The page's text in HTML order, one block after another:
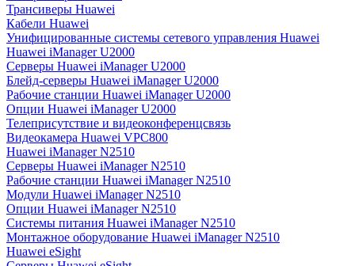
Трансиверы Huawei
Кабели Huawei
Унифицированные системы сетевого управления Huawei
Huawei iManager U2000
Серверы Huawei iManager U2000
Блейд-серверы Huawei iManager U2000
Рабочие станции Huawei iManager U2000
Опции Huawei iManager U2000
Телеприсутствие и видеоконференцсвязь
Видеокамера Huawei VPC800
Huawei iManager N2510
Серверы Huawei iManager N2510
Рабочие станции Huawei iManager N2510
Модули Huawei iManager N2510
Опции Huawei iManager N2510
Системы питания Huawei iManager N2510
Монтажное оборудование Huawei iManager N2510
Huawei eSight